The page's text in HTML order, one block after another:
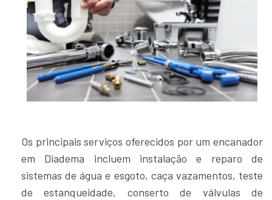
Os principais serviços oferecidos por um encanador
em Diadema incluem instalação e reparo de
sistemas de água e esgoto, caça vazamentos, teste
de estanqueidade, conserto de válvulas de